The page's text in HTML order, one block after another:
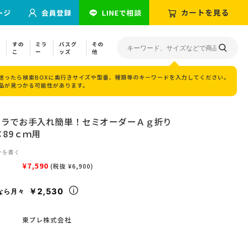
ジ 会員登録 LINEで相談 カートを見る
すの
こ
ミラ
ー
バスグ
ッズ
その
他
ったら検索BOXに奥行きサイズや型番、種類等のキーワードを入力してください。
が見つかる可能性があります。
でお手入れ簡単！セミオーダーＡｇ折り
ｃｍ用
書く
¥7,590 (税抜 ¥6,900)
ら月々 ￥2,530
東プレ株式会社